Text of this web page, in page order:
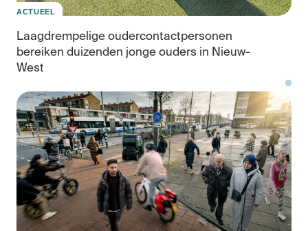
ACTUEEL
Laagdrempelige oudercontactpersonen
bereiken duizenden jonge ouders in Nieuw-
West
en